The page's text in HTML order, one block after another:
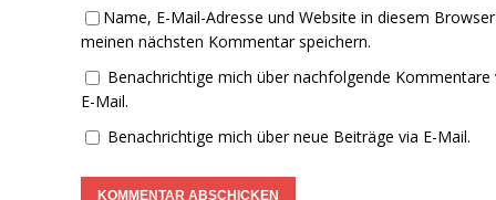
Name, E-Mail-Adresse und Website in diesem
meinen nächsten Kommentar speichern.
Benachrichtige mich über nachfolgende Kommentare
E-Mail.
Benachrichtige mich über neue Beiträge via E-Mail.